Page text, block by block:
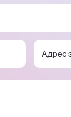
Адрес